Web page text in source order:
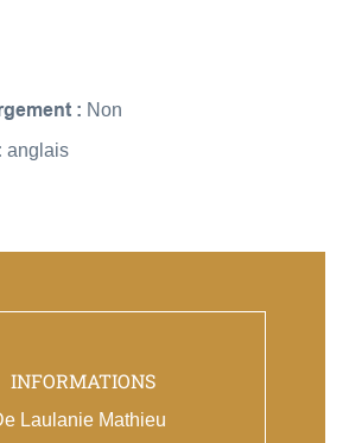
: Non
anglais
INFORMATIONS
Laulanie Mathieu